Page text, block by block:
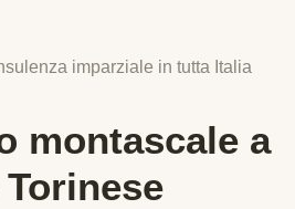
imparziale in tutta Italia
montascale a